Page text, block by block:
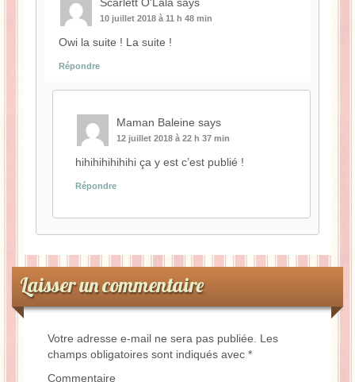
Scarlett O'Lala says
10 juillet 2018 à 11 h 48 min
Owi la suite ! La suite !
Répondre
Maman Baleine says
12 juillet 2018 à 22 h 37 min
hihihihihihihi ça y est c’est publié !
Répondre
Laisser un commentaire
Votre adresse e-mail ne sera pas publiée. Les
champs obligatoires sont indiqués avec *
Commentaire